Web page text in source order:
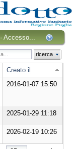
·Accesso...
ricerca
Creato il
2016-01-07 15:50
2025-01-29 11:18
2026-02-19 10:26